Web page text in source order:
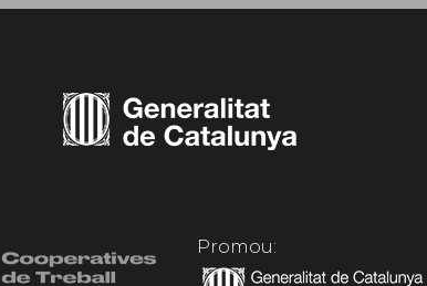
Promou: